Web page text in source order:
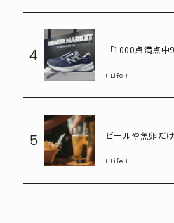
4
「1000点満点
Life
5
ビールや魚卵だ
Life